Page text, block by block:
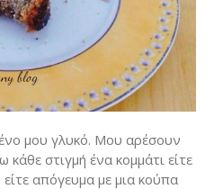
μου γλυκό. Μου αρέσουν
κάθε στιγμή ένα κομμάτι είτε
απόγευμα με μια κούπα